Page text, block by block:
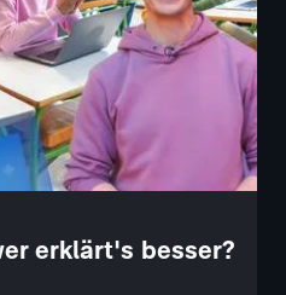
erklärt's besser?